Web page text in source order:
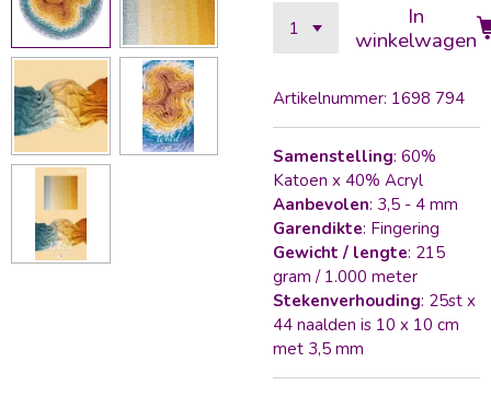
In
winkelwagen
Artikelnummer: 1698 794
Samenstelling: 60%
Katoen x 40% Acryl
Aanbevolen: 3,5 - 4 mm
Garendikte: Fingering
Gewicht / lengte: 215
gram / 1.000 meter
Stekenverhouding: 25st x
44 naalden is 10 x 10 cm
met 3,5 mm